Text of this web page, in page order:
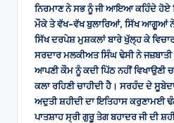
ਨਿਰਮਾਣ ਨੇ ਸਭ ਨੂੰ ਜੀ ਆਇਆ ਕਹਿੰਦੇ ਹੋਏ
ਮੌਕੇ ਤੇ ਵੱਖ-ਵੱਖ ਬੁਲਾਰਿਆਂ, ਸਿੱਖ ਆਗੂਆਂ ਨੇ
ਸਿੱਖ ਦਰਪੇਸ਼ ਮੁਸ਼ਕਲਾਂ ਬਾਰੇ ਖੁੱਲ੍ਹ ਕੇ
ਸਰਦਾਰ ਮਲਕੀਅਤ ਸਿੰਘ ਢੇਸੀ ਨੇ
ਆਪਣੀ ਕੌਮ ਨੂੰ ਕਦੀ ਪਿੱਠ ਨਹੀਂ ਵਿਖਾਉਣੀ
ਕਲਾ ਰਹਿਣੀ ਚਾਹੀਦੀ ਹੈ। ਸਰਹੰਦ ਦੇ
ਅਦੁਤੀ ਸ਼ਹੀਦੀ ਦਾ ਇਤਿਹਾਸ ਕਰੁਣਾਮਈ
ਪਾਤਸ਼ਾਹ ਸ੍ਰੀ ਗੁਰੂ ਤੇਗ ਬਹਾਦਰ ਜੀ ਦੀ